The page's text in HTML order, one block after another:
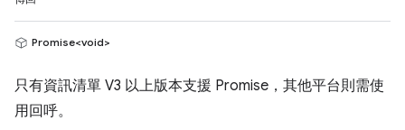
Promise<void>
只有資訊清單 V3 以上版本支援 Promise，其他平台則需使
用回呼。